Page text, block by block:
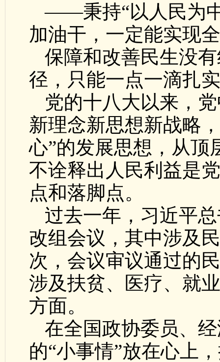
——秉持“以人民为
加油干，一定能实现
保障和改善民生没
径，只能一点一滴扎
党的十八大以来，
新理念新思想新战略
心”的发展思想，从顶
不诠释出人民利益是
点和落脚点。
过去一年，习近平
改组会议，其中涉及
次，会议审议通过的
涉及扶贫、医疗、就
方面。
在全国政协委员、
的“小事情”放在心上